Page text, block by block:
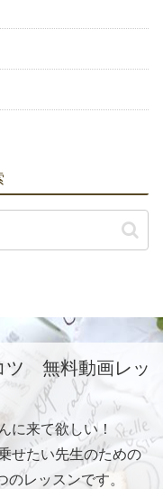
ツ 無料動画レッ
に来て欲しい！
せたい先生のための
のレッスンです。